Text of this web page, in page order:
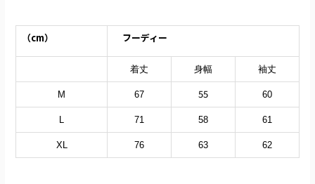
（cm） フーディー
着丈 身幅 袖丈
M 67 55 60
L 71 58 61
XL 76 63 62